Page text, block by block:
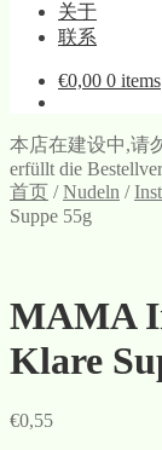
关于
联系
€0,00 0 items
本店在建设中,请
erfüllt die
首页 /Nudeln /
Suppe 55g
MAMA
Klare
€0,55